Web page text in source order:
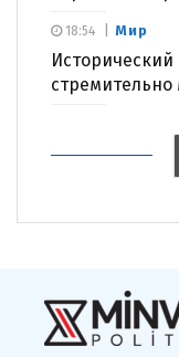
Мир
стремительно
18:54